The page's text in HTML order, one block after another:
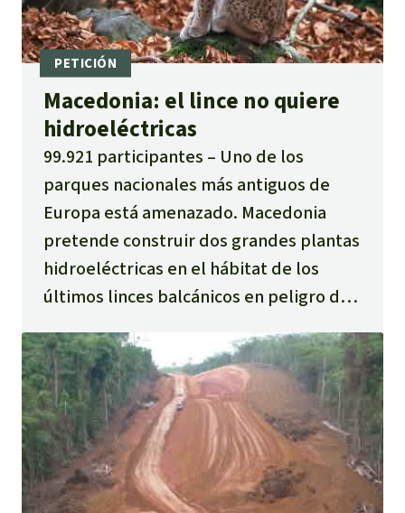
Macedonia: el lince no quiere
hidroeléctricas
99.921 participantes
Uno de los
parques nacionales más antiguos de
Europa está amenazado. Macedonia
pretende construir dos grandes plantas
hidroeléctricas en el hábitat de los
últimos linces balcánicos en peligro de
primer ministro de Macedonia para
detener los proyectos.